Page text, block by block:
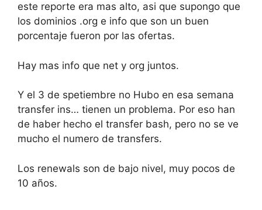
este reporte era mas alto, asi que supongo que
los dominios .org e info que son un buen
porcentaje fueron por las ofertas.
Hay mas info que net y org juntos.
Y el 3 de spetiembre no Hubo en esa semana
transfer ins… tienen un problema. Por eso han
de haber hecho el transfer bash, pero no se ve
mucho el numero de transfers.
Los renewals son de bajo nivel, muy pocos de
10 años.